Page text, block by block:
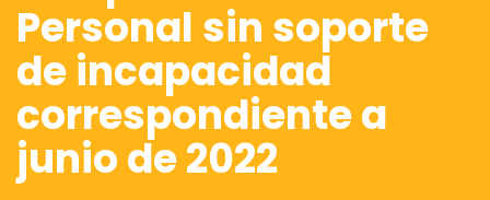
Personal sin soporte
de incapacidad
correspondiente a
junio de 2022